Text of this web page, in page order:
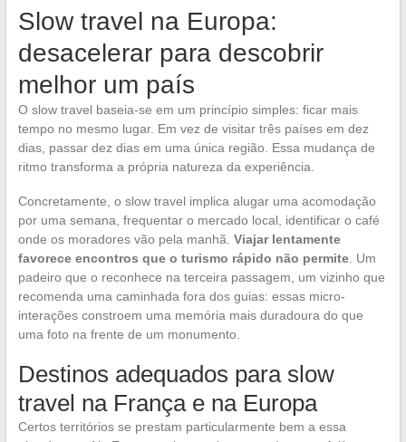
Slow travel na Europa:
desacelerar para descobrir
melhor um país
O slow travel baseia-se em um princípio simples: ficar mais
tempo no mesmo lugar. Em vez de visitar três países em dez
dias, passar dez dias em uma única região. Essa mudança de
ritmo transforma a própria natureza da experiência.
Concretamente, o slow travel implica alugar uma acomodação
por uma semana, frequentar o mercado local, identificar o café
onde os moradores vão pela manhã. Viajar lentamente
favorece encontros que o turismo rápido não permite. Um
padeiro que o reconhece na terceira passagem, um vizinho que
recomenda uma caminhada fora dos guias: essas micro-
interações constroem uma memória mais duradoura do que
uma foto na frente de um monumento.
Destinos adequados para slow
travel na França e na Europa
Certos territórios se prestam particularmente bem a essa